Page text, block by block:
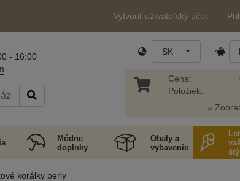
Vytvoriť užívateľský účet
- 16:00
SK
Cena:
Položiek:
»
Módne
doplnky
Obaly a
vybavenie
korálky perly